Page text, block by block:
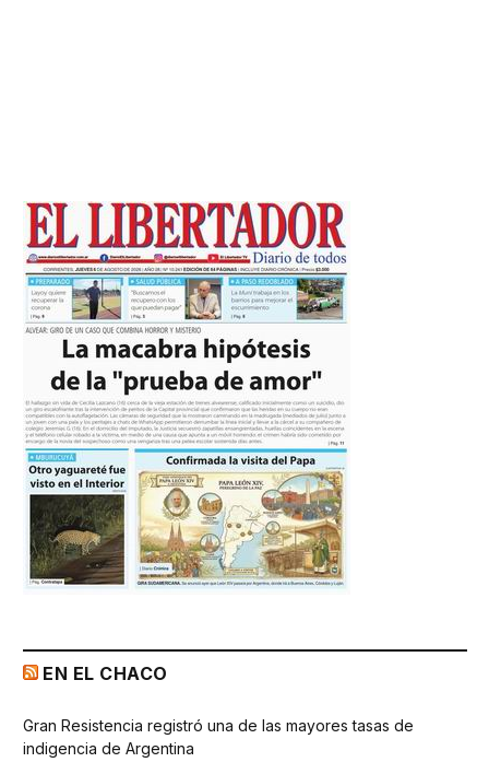
EN EL CHACO
Gran Resistencia registró una de las mayores tasas de
indigencia de Argentina